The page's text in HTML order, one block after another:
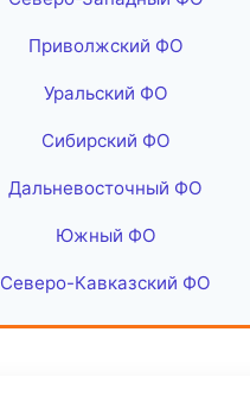
Приволжский ФО
Уральский ФО
Сибирский ФО
Дальневосточный ФО
Южный ФО
Северо-Кавказский ФО